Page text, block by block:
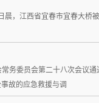
，江西省宜春市宜春大桥
务委员会第二十八次会议
故的应急救援与调